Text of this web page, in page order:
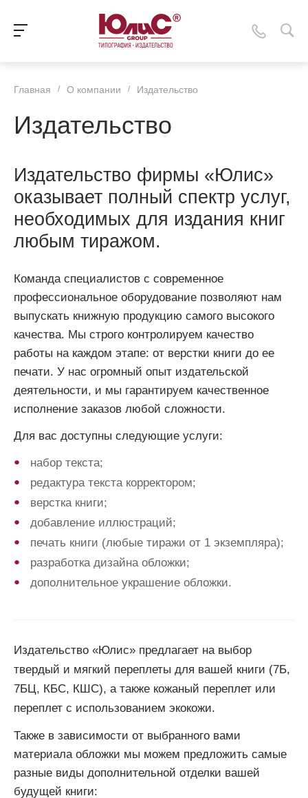
Главная / О компании / Издательство
Издательство
Издательство фирмы «Юлис»
оказывает полный спектр услуг,
необходимых для издания книг
любым тиражом.
Команда специалистов с современное
профессиональное оборудование позволяют нам
выпускать книжную продукцию самого высокого
качества. Мы строго контролируем качество
работы на каждом этапе: от верстки книги до ее
печати. У нас огромный опыт издательской
деятельности, и мы гарантируем качественное
исполнение заказов любой сложности.
Для вас доступны следующие услуги:
набор текста;
редактура текста корректором;
верстка книги;
добавление иллюстраций;
печать книги (любые тиражи от 1 экземпляра);
разработка дизайна обложки;
дополнительное украшение обложки.
Издательство «Юлис» предлагает на выбор
твердый и мягкий переплеты для вашей книги (7Б,
7БЦ, КБС, КШС), а также кожаный переплет или
переплет с использованием экокожи.
Также в зависимости от выбранного вами
материала обложки мы можем предложить самые
разные виды дополнительной отделки вашей
будущей книги: